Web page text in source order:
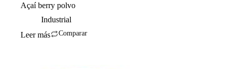
Açaí berry polvo
Industrial
Leer más
Comparar